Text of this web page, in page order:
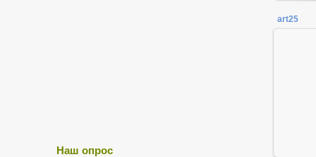
Наш опрос
art25